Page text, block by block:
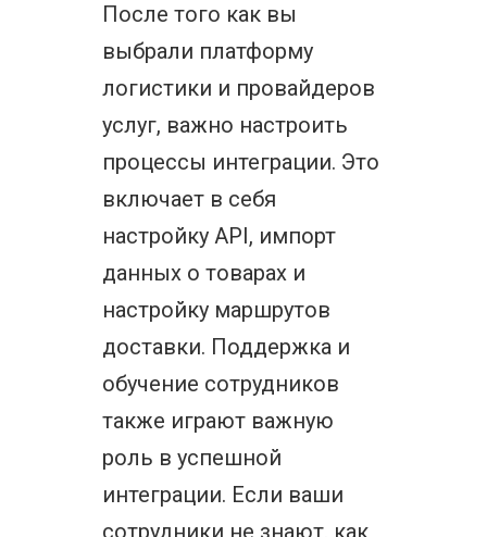
После того как вы
выбрали платформу
логистики и провайдеров
услуг, важно настроить
процессы интеграции. Это
включает в себя
настройку API, импорт
данных о товарах и
настройку маршрутов
доставки. Поддержка и
обучение сотрудников
также играют важную
роль в успешной
интеграции. Если ваши
сотрудники не знают, как